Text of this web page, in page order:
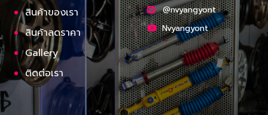
สินค้าของเรา
สินค้าลดราคา
Gallery
ติดต่อเรา
@nvyangyont
Nvyangyont